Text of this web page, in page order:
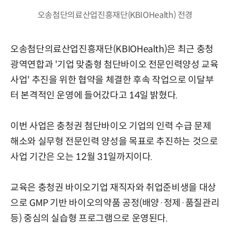
오송첨단의료산업진흥재단(KBIOHealth) 전경
오송첨단의료산업진흥재단(KBIOHealth)은 최근 충청
광역연합과 '기업 맞춤형 첨단바이오 전문인력양성 교육
사업' 추진을 위한 협약을 체결한 후속 작업으로 이달부
터 본격적인 운영에 들어갔다고 14일 밝혔다.
이번 사업은 충청권 첨단바이오 기업의 인력 수급 문제
해소와 실무형 전문인력 양성을 목표로 추진하는 것으로
사업 기간은 오는 12월 31일까지이다.
교육은 충청권 바이오기업 재직자와 취업준비생을 대상
으로 GMP 기반 바이오의약품 공정(배양·정제·품질관리
등) 중심의 실습형 프로그램으로 운영된다.